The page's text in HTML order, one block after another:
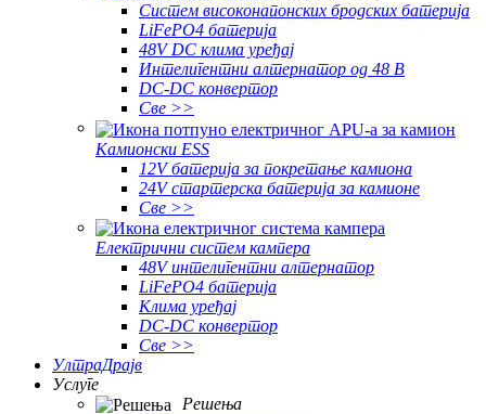
Систем високонапонских бродских батерија
LiFePO4 батерија
48V DC клима уређај
Интелигентни алтернатор од 48 В
DC-DC конвертор
Све >>
Камионски ESS
12V батерија за покретање камиона
24V стартерска батерија за камионе
Све >>
Електрични систем кампера
48V интелигентни алтернатор
LiFePO4 батерија
Клима уређај
DC-DC конвертор
Све >>
УлтраДрајв
Услуге
Решења